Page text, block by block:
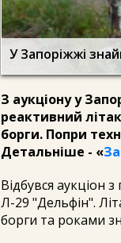
У Запоріжжі
З аукціону у
реактивний
борги. Попри
Детальніше - «
Відбувся аукціон
Л-29 "Дельфін".
борги та роками